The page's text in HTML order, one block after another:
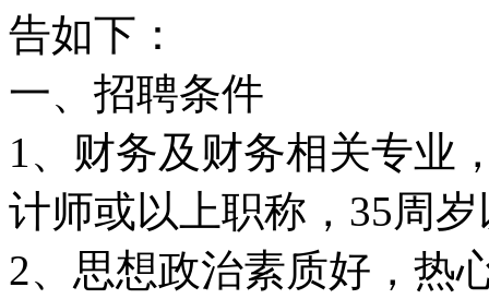
告如下：
一、招聘条件
1、财务及财务相关专业
计师或以上职称，35周
2、思想政治素质好，热